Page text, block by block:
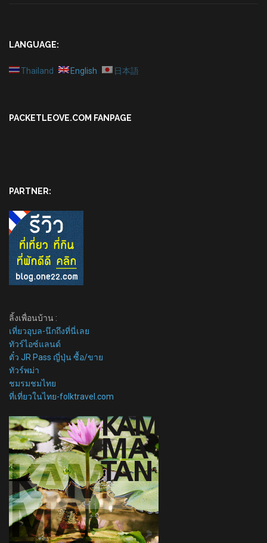
LANGUAGE:
Thailand English 日本語
PACKETLEOVE.COM FANPAGE
PARTNER:
ลิ้งเพื่อนบ้าน :
เที่ยวอุบล-นึกถึงที่นี่เลย
ทัวร์ไอซ์แลนด์
ตั๋ว JR Pass ญี่ปุ่น ซื้อ/ขาย
ทัวร์พม่า
ชมรมชมไทย
ที่เที่ยวในไทย-folktravel.com